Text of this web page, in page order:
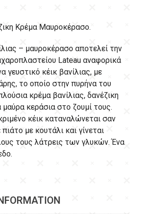
Κρέμα Μαυροκέρασο.
– μαυροκέρασο αποτελεί την
Lateau αναφορικά
γευστικό κέικ βανίλιας, με
το οποίο στην πυρήνα του
κρέμα βανίλιας, δανέζικη
κεράσια στο ζουμί τους.
κέικ καταναλώνεται σαν
με κουτάλι και γίνεται
τους λάτρεις των γλυκών. Ένα